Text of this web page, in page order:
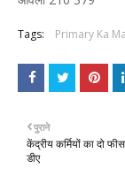
Tags: Primary Ka
पुराने
केंद्रीय कर्मियों का दो
डीए